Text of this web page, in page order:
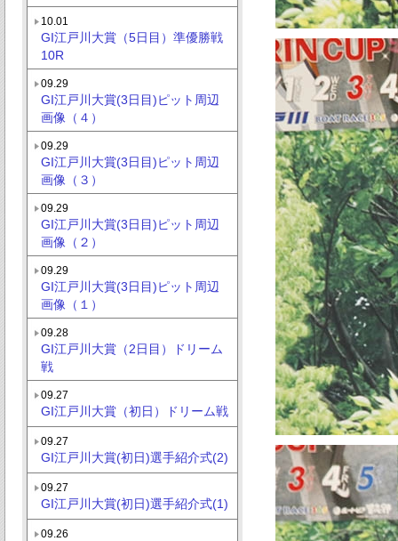
10.01
GI江戸川大賞（5日目）準優勝戦
10R
09.29
GI江戸川大賞(3日目)ピット周辺
画像（４）
09.29
GI江戸川大賞(3日目)ピット周辺
画像（３）
09.29
GI江戸川大賞(3日目)ピット周辺
画像（２）
09.29
GI江戸川大賞(3日目)ピット周辺
画像（１）
09.28
GI江戸川大賞（2日目）ドリーム
戦
09.27
GI江戸川大賞（初日）ドリーム戦
09.27
GI江戸川大賞(初日)選手紹介式(2)
09.27
GI江戸川大賞(初日)選手紹介式(1)
09.26